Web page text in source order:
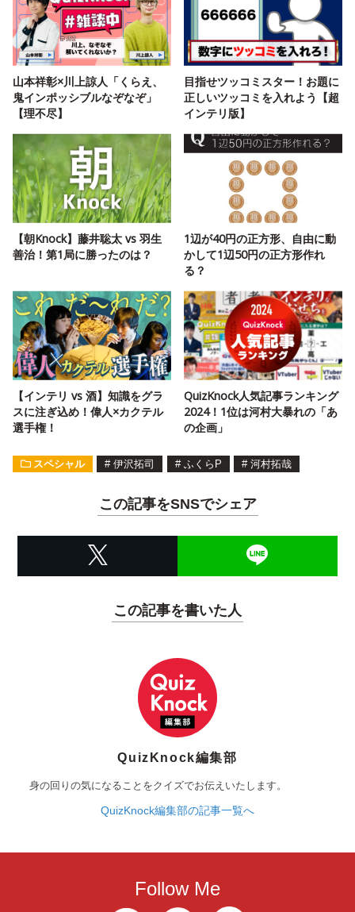
山本祥彰×川上諒人「くらえ、
鬼インポッシブルなぞなぞ」
【理不尽】
目指せツッコミスター！お題に
正しいツッコミを入れよう【超
インテリ版】
【朝Knock】藤井聡太 vs 羽生
善治！第1局に勝ったのは？
1辺が40円の正方形、自由に動
かして1辺50円の正方形作れ
る？
【インテリ vs 酒】知識をグラ
スに注ぎ込め！偉人×カクテル
選手権！
QuizKnock人気記事ランキング
2024！1位は河村大暴れの「あ
の企画」
スペシャル # 伊沢拓司 # ふくらP # 河村拓哉
この記事をSNSでシェア
この記事を書いた人
QuizKnock編集部
身の回りの気になることをクイズでお伝えいたします。
QuizKnock編集部の記事一覧へ
Follow Me